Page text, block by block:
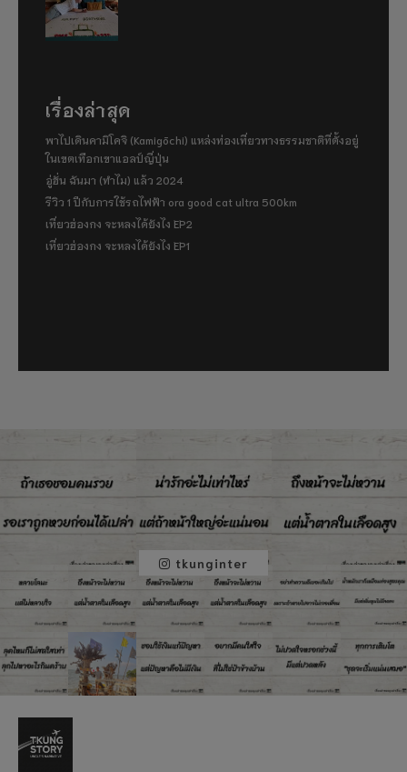
เรื่องล่าสุด
พาไปเดินคามิโคจิ (Kamigōchi) แหล่งท่องเที่ยวทางธรรมชาติที่ตั้งอยู่
ในเขตเทือกเขาแอลป์ญี่ปุ่น
อู่ฮั่น ฉันมา (ทำไม) แล้ว 2024
รีวิว 1 ปีกับการใช้รถไฟฟ้า ora good cat ultra 500km
เที่ยวฮ่องกง จะหลงได้ยังไง EP2
เที่ยวฮ่องกง จะหลงได้ยังไง EP1
tkunginter